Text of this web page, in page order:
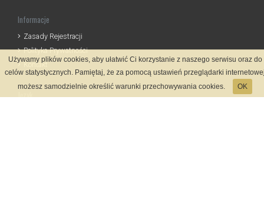
Informacje
Zasady Rejestracji
Polityka Prywatności
Kontakt
Język
Używamy plików cookies, aby ułatwić Ci korzystanie z naszego serwisu oraz do
celów statystycznych. Pamiętaj, że za pomocą ustawień przeglądarki
możesz samodzielnie określić warunki przechowywania cookies.
OK